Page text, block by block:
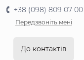
+38 (098) 809 07 00
Передзвоніть мені
До контактів